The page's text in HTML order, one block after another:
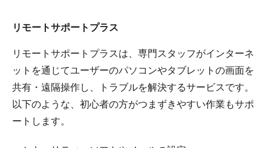
リモートサポートプラス
リモートサポートプラスは、専門スタッフがインターネ
ットを通じてユーザーのパソコンやタブレットの画面を
共有・遠隔操作し、トラブルを解決するサービスです。
以下のような、初心者の方がつまずきやすい作業もサポ
ートします。